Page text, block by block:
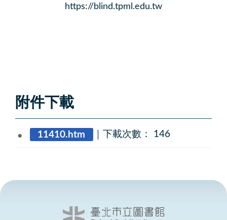
https://blind.tpml.edu.tw
附件下載
11410.htm 下載次數： 146